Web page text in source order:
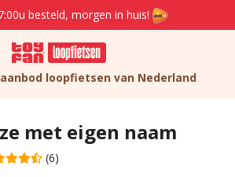
besteld, morgen in huis!
loopfietsen van Nederland
met eigen naam
(6)